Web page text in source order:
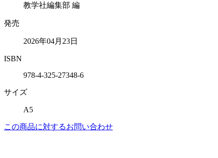
教学社編集部 編
発売
2026年04月23日
ISBN
978-4-325-27348-6
サイズ
A5
この商品に対するお問い合わせ